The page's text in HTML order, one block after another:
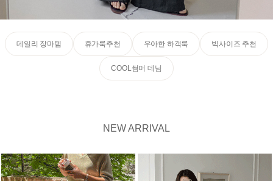
데일리 장마템 휴가룩추천 우아한 하객룩 빅사이즈 추천
COOL썸머 데님
NEW ARRIVAL